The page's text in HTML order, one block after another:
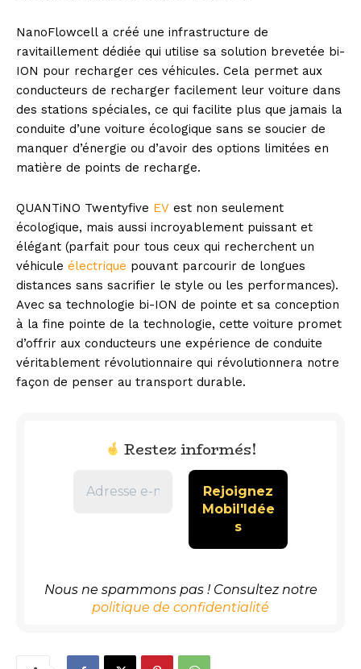
NanoFlowcell a créé une infrastructure de
ravitaillement dédiée qui utilise sa solution brevetée bi-
ION pour recharger ces véhicules. Cela permet aux
conducteurs de recharger facilement leur voiture dans
des stations spéciales, ce qui facilite plus que jamais la
conduite d’une voiture écologique sans se soucier de
manquer d’énergie ou d’avoir des options limitées en
matière de points de recharge.
QUANTiNO Twentyfive EV est non seulement
écologique, mais aussi incroyablement puissant et
élégant (parfait pour tous ceux qui recherchent un
véhicule électrique pouvant parcourir de longues
distances sans sacrifier le style ou les performances).
Avec sa technologie bi-ION de pointe et sa conception
à la fine pointe de la technologie, cette voiture promet
d’offrir aux conducteurs une expérience de conduite
véritablement révolutionnaire qui révolutionnera notre
façon de penser au transport durable.
Restez informés!
Nous ne spammons pas ! Consultez notre
politique de confidentialité